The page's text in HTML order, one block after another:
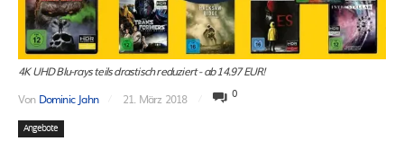
4K UHD Blu-rays teils drastisch reduziert - ab 14.97 EUR!
Von Dominic Jahn 21. März 2018 0
Angebote